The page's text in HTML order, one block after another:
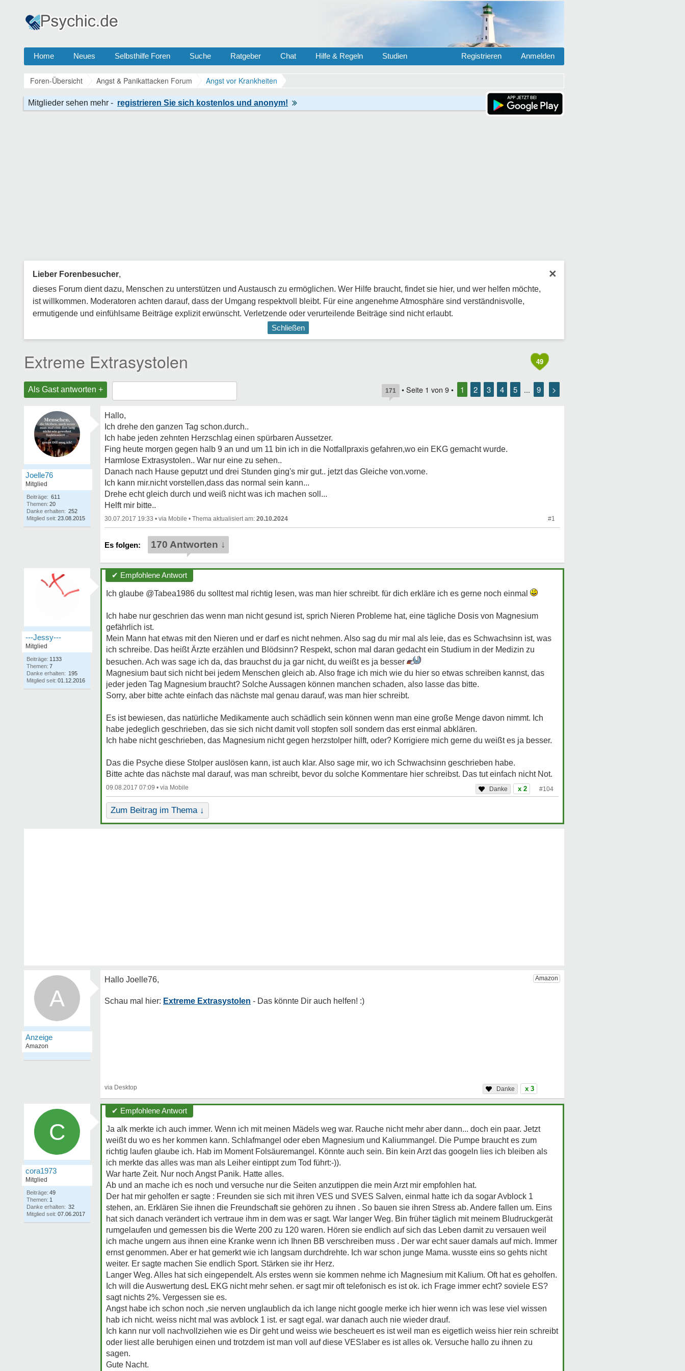
Home Neues Selbsthilfe Foren Suche Ratgeber Chat Hilfe & Regeln Studien Anmelden
Registrieren
Foren-Übersicht Angst & Panikattacken Forum Angst vor Krankheiten
×
Lieber Forenbesucher,
dieses Forum dient dazu, Menschen zu unterstützen und Austausch zu ermöglichen. Wer Hilfe braucht, findet sie hier, und wer helfen möchte,
ist willkommen. Moderatoren achten darauf, dass der Umgang respektvoll bleibt. Für eine angenehme Atmosphäre sind verständnisvolle,
ermutigende und einfühlsame Beiträge explizit erwünscht. Verletzende oder verurteilende Beiträge sind nicht erlaubt.
Schließen
49
Extreme Extrasystolen
Als Gast antworten + 171 • Seite 1 von 9 • 1 2 3 4 5 ... 9 >
Joelle76
Mitglied
Beiträge: 611
Themen: 20
Danke erhalten: 252
Mitglied seit: 23.08.2015
Hallo,
Ich drehe den ganzen Tag schon.durch..
Ich habe jeden zehnten Herzschlag einen spürbaren Aussetzer.
Fing heute morgen gegen halb 9 an und um 11 bin ich in die Notfallpraxis gefahren,wo ein EKG gemacht wurde.
Harmlose Extrasystolen.. War nur eine zu sehen..
Danach nach Hause geputzt und drei Stunden ging's mir gut.. jetzt das Gleiche von.vorne.
Ich kann mir.nicht vorstellen,dass das normal sein kann...
Drehe echt gleich durch und weiß nicht was ich machen soll...
Helft mir bitte..
30.07.2017 19:33 • • 20.10.2024 #1
170 Antworten ↓
---Jessy---
Mitglied
Beiträge: 1133
Themen: 7
Danke erhalten: 195
Mitglied seit: 01.12.2016
✔ Empfohlene Antwort
Ich glaube @Tabea1986 du solltest mal richtig lesen, was man hier schreibt. für dich erkläre ich es gerne noch einmal
Ich habe nur geschrien das wenn man nicht gesund ist, sprich Nieren Probleme hat, eine tägliche Dosis von Magnesium
gefährlich ist.
Mein Mann hat etwas mit den Nieren und er darf es nicht nehmen. Also sag du mir mal als leie, das es Schwachsinn ist, was
ich schreibe. Das heißt Ärzte erzählen und Blödsinn? Respekt, schon mal daran gedacht ein Studium in der Medizin zu
besuchen. Ach was sage ich da, das brauchst du ja gar nicht, du weißt es ja besser
Magnesium baut sich nicht bei jedem Menschen gleich ab. Also frage ich mich wie du hier so etwas schreiben kannst, das
jeder jeden Tag Magnesium braucht? Solche Aussagen können manchen schaden, also lasse das bitte.
Sorry, aber bitte achte einfach das nächste mal genau darauf, was man hier schreibt.
Es ist bewiesen, das natürliche Medikamente auch schädlich sein können wenn man eine große Menge davon nimmt. Ich
habe jedeglich geschrieben, das sie sich nicht damit voll stopfen soll sondern das erst einmal abklären.
Ich habe nicht geschrieben, das Magnesium nicht gegen herzstolper hilft, oder? Korrigiere mich gerne du weißt es ja besser.
Das die Psyche diese Stolper auslösen kann, ist auch klar. Also sage mir, wo ich Schwachsinn geschrieben habe.
Bitte achte das nächste mal darauf, was man schreibt, bevor du solche Kommentare hier schreibst. Das tut einfach nicht Not.
09.08.2017 07:09 • x 2 #104
Zum Beitrag im Thema ↓
A Extreme Extrasystolen
x 3
C
cora1973
Mitglied
Beiträge: 49
Themen: 1
Danke erhalten: 32
Mitglied seit: 07.06.2017
✔ Empfohlene Antwort
Ja alk merkte ich auch immer. Wenn ich mit meinen Mädels weg war. Rauche nicht mehr aber dann... doch ein paar. Jetzt
weißt du wo es her kommen kann. Schlafmangel oder eben Magnesium und Kaliummangel. Die Pumpe braucht es zum
richtig laufen glaube ich. Hab im Moment Folsäuremangel. Könnte auch sein. Bin kein Arzt das googeln lies ich bleiben als
ich merkte das alles was man als Leiher eintippt zum Tod führt:-)).
War harte Zeit. Nur noch Angst Panik. Hatte alles.
Ab und an mache ich es noch und versuche nur die Seiten anzutippen die mein Arzt mir empfohlen hat.
Der hat mir geholfen er sagte : Freunden sie sich mit ihren VES und SVES Salven, einmal hatte ich da sogar Avblock 1
stehen, an. Erklären Sie ihnen die Freundschaft sie gehören zu ihnen . So bauen sie ihren Stress ab. Andere fallen um. Eins
hat sich danach verändert ich vertraue ihm in dem was er sagt. War langer Weg. Bin früher täglich mit meinem Bludruckgerät
rumgelaufen und gemessen bis die Werte 200 zu 120 waren. Hören sie endlich auf sich das Leben damit zu versauen weil
ich mache ungern aus ihnen eine Kranke wenn ich Ihnen BB verschreiben muss . Der war echt sauer damals auf mich. Immer
ernst genommen. Aber er hat gemerkt wie ich langsam durchdrehte. Ich war schon junge Mama. wusste eins so gehts nicht
weiter. Er sagte machen Sie endlich Sport. Stärken sie ihr Herz.
Langer Weg. Alles hat sich eingependelt. Als erstes wenn sie kommen nehme ich Magnesium mit Kalium. Oft hat es geholfen.
Ich will die Auswertung desL EKG nicht mehr sehen. er sagt mir oft telefonisch es ist ok. ich Frage immer echt? soviele ES?
sagt nichts 2%. Vergessen sie es.
Angst habe ich schon noch ,sie nerven unglaublich da ich lange nicht google merke ich hier wenn ich was lese viel wissen
hab ich nicht. weiss nicht mal was avblock 1 ist. er sagt egal. war danach auch nie wieder drauf.
Ich kann nur voll nachvollziehen wie es Dir geht und weiss wie bescheuert es ist weil man es eigetlich weiss hier rein schreibt
oder liest alle beruhigen einen und trotzdem ist man voll auf diese VES!aber es ist alles ok. Versuche hallo zu ihnen zu
sagen.
Gute Nacht.